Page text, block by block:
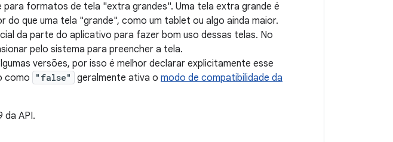
formatos de tela "extra grandes". Uma tela extra grande é
do que uma tela "grande", como um tablet ou algo ainda maior.
da parte do aplicativo para fazer bom uso dessas telas. No
pelo sistema para preencher a tela.
versões, por isso é melhor declarar explicitamente esse
como
"false" geralmente ativa o modo de compatibilidade da
da API.